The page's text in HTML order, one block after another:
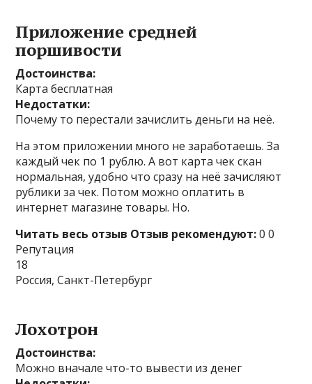
Приложение средней
поршивости
Достоинства:
Карта бесплатная
Недостатки:
Почему то перестали зачислить деньги на неё.
На этом приложении много не заработаешь. За
каждый чек по 1 рублю. А вот карта чек скан
нормальная, удобно что сразу на неё зачисляют
рублики за чек. Потом можно оплатить в
интернет магазине товары. Но.
Читать весь отзыв Отзыв рекомендуют:0 0
Репутация
18
Россия, Санкт-Петербург
Лохотрон
Достоинства:
Можно вначале что-то вывести из денег